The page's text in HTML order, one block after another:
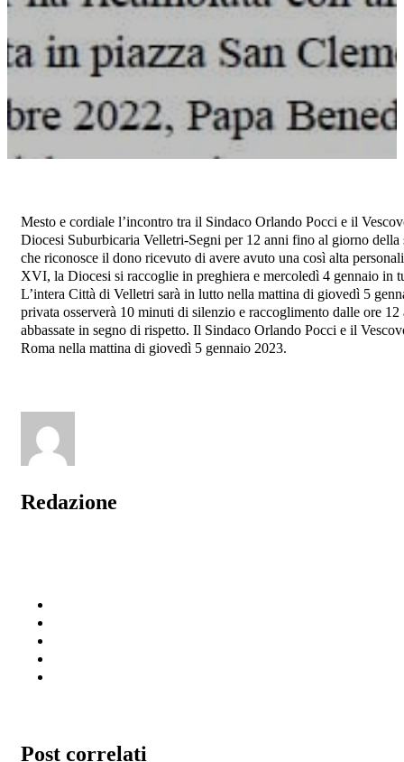
Mesto e cordiale l’incontro tra il Sindaco Orlando Pocci e il
Diocesi Suburbicaria Velletri-Segni per 12 anni fino al giorno
che riconosce il dono ricevuto di avere avuto una così alta
XVI, la Diocesi si raccoglie in preghiera e mercoledì 4 gennaio in
L’intera Città di Velletri sarà in lutto nella mattina di giovedì 5
privata osserverà 10 minuti di silenzio e raccoglimento dalle ore
abbassate in segno di rispetto. Il Sindaco Orlando Pocci e il
Roma nella mattina di giovedì 5 gennaio 2023.
Redazione
Post correlati